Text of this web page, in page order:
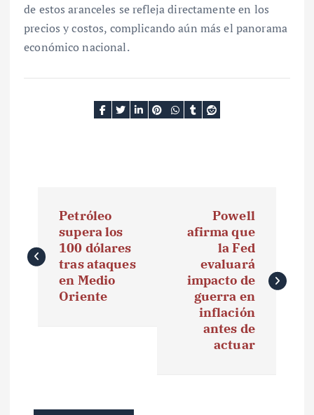
de estos aranceles se refleja directamente en los
precios y costos, complicando aún más el panorama
económico nacional.
v
Petróleo
supera los
100 dólares
tras ataques
en Medio
Oriente
Powell
afirma que
la Fed
evaluará
impacto de
guerra en
inflación
antes de
actuar